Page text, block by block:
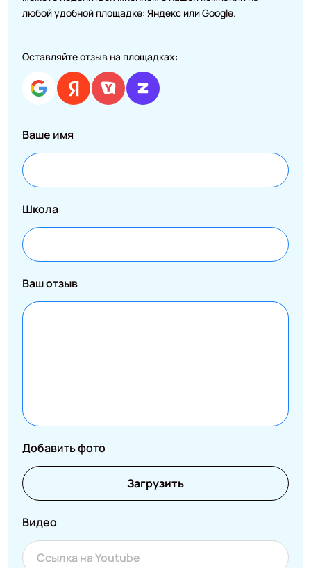
любой удобной площадке: Яндекс или Google.
Оставляйте отзыв на площадках:
Ваше имя
Школа
Ваш отзыв
Добавить фото
Загрузить
Видео